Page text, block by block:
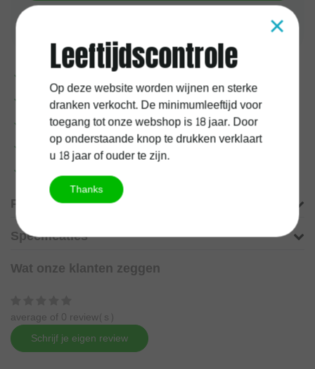
Voor17:00
uur besteld, vandaag verzonden
1 jaarkurkgarantie
100%Belgischeonderneming
Gratis verzending vanaf60 euro
Meer informatie?
Productomschrijving
Specificaties
Wat onze klanten zeggen
average of 0 review(s)
Schrijf je eigen review
×
Leeftijdscontrole
Op deze website worden wijnen en sterke
dranken verkocht. De minimumleeftijd voor
toegang tot onze webshop is 18 jaar. Door
op onderstaande knop te drukken verklaart
u 18 jaar of ouder te zijn.
Thanks